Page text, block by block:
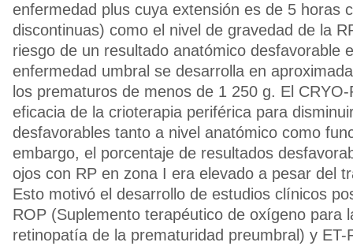
enfermedad plus cuya extensión es de 5 horas
discontinuas) como el nivel de gravedad de la
riesgo de un resultado anatómico desfavorable
enfermedad umbral se desarrolla en
los prematuros de menos de 1 250 g. El
eficacia de la crioterapia periférica para
desfavorables tanto a nivel anatómico como
embargo, el porcentaje de resultados
ojos con RP en zona I era elevado a pesar del
Esto motivó el desarrollo de estudios clínicos
ROP (Suplemento terapéutico de oxígeno para
retinopatía de la prematuridad preumbral) y ET-